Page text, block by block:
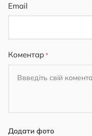
Email
Коментар
Додати фото